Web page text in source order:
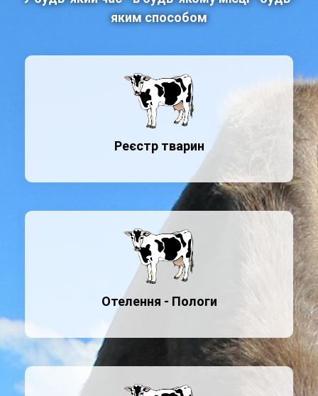
яким способом
Реєстр тварин
Отелення - Пологи